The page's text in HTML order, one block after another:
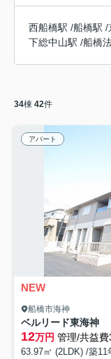
西船橋駅 /船橋駅 /
下総中山駅 /船橋
34棟 42件
アパート
NEW
船橋市海神
ベルリード東海神
12万円 管理/共益費
63.97㎡ (2LDK) /築11